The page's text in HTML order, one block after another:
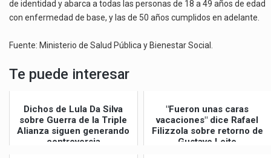
de identidad y abarca a todas las personas de 18 a 49 años de edad
con enfermedad de base, y las de 50 años cumplidos en adelante.
Fuente: Ministerio de Salud Pública y Bienestar Social.
Te puede interesar
Dichos de Lula Da Silva
sobre Guerra de la Triple
Alianza siguen generando
controversia
"Fueron unas caras
vacaciones" dice Rafael
Filizzola sobre retorno de
Gustavo Leite